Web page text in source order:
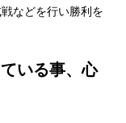
などを行い勝利を
いる事、心